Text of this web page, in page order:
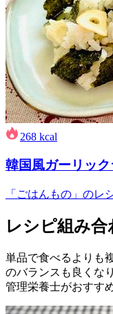
268 kcal
韓国風ガーリック
「ごはんもの」のレ
レシピ組み合
単品で食べるよりも
のバランスも良くな
管理栄養士がおすす